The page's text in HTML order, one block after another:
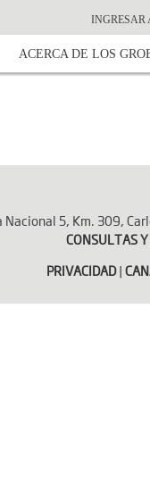
INGRESAR
ACERCA DE LOS
Nacional 5, Km. 309,
CONSULTAS Y
PRIVACIDAD|